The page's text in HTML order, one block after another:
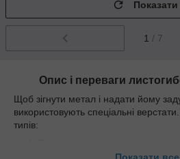
1 / 7
Опис і переваги
Щоб зігнути метал і надати йому
використовують спеціальні
типів: